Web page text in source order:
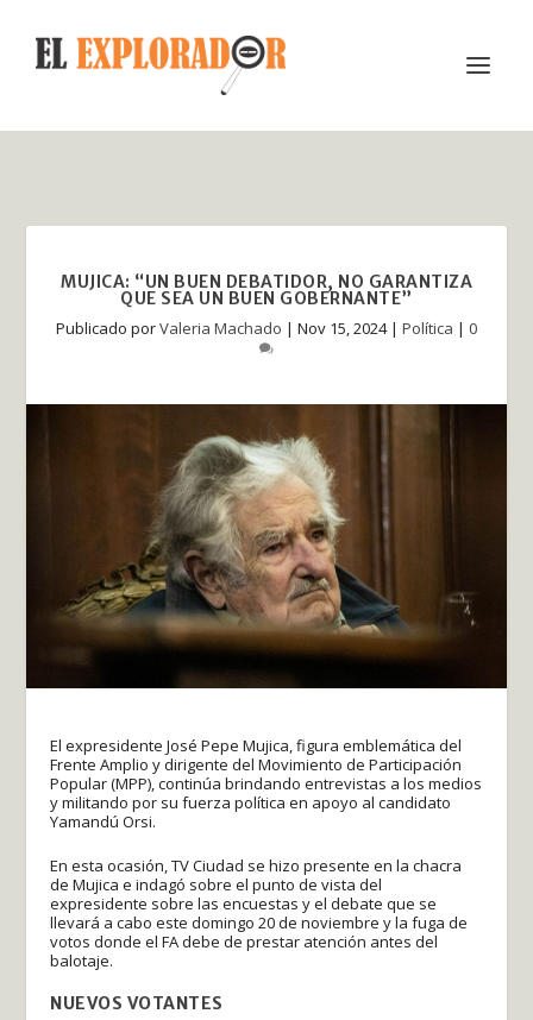
MUJICA: “UN BUEN DEBATIDOR, NO GARANTIZA
QUE SEA UN BUEN GOBERNANTE”
Publicado porValeria Machado | Nov 15, 2024| Política | 0
El expresidente José Pepe Mujica, figura emblemática del
Frente Amplio y dirigente del Movimiento de Participación
Popular (MPP), continúa brindando entrevistas a los medios
y militando por su fuerza política en apoyo al candidato
Yamandú Orsi.
En esta ocasión, TV Ciudad se hizo presente en la chacra
de Mujica e indagó sobre el punto de vista del
expresidente sobre las encuestas y el debate que se
llevará a cabo este domingo 20 de noviembre y la fuga de
votos donde el FA debe de prestar atención antes del
balotaje.
NUEVOS VOTANTES